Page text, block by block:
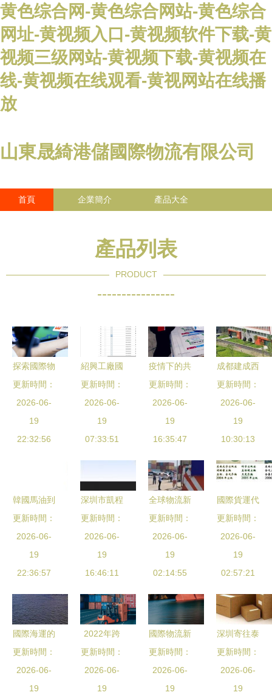
黄色综合网-黄色综合网站-黄色综合
网址-黄视频入口-黄视频软件下载-黄
视频三级网站-黄视频下载-黄视频在
线-黄视频在线观看-黄视网站在线播
放
山東晟綺港儲國際物流有限公司
首頁 企業簡介 產品大全
產品列表
PRODUCT
----------------
探索國際物
流新前沿
第15屆深圳
物博會即將
啟幕
更新時間：
2026-06-
19
22:32:56
紹興工廠國
際物流價格
查詢系統
提升效率與
透明度的關
更新時間：
2026-06-
19
07:33:51
疫情下的共
同體 華美
集團抗疫影
像與全球物
流交流的新
更新時間：
2026-06-
19
16:35:47
成都建成西
部首個生物
制品保稅進
口口岸，國
際物流煥發
更新時間：
2026-06-
19
10:30:13
韓國馬油到
南京物流公
司電話與價
格指南 廠
家直送與圖
更新時間：
2026-06-
19
22:36:57
深圳市凱程
通國際物流
電子產品從
美國到中國
的高效貨運
更新時間：
2026-06-
19
16:46:11
全球物流新
趨勢 數字
化轉型推動
國際物流產
品網絡升級
更新時間：
2026-06-
19
02:14:55
國際貨運代
理精品課
開啟國際物
流的專業之
旅
更新時間：
2026-06-
19
02:57:21
國際海運的
幾種放貨方
式，你都了
解嗎？
更新時間：
2026-06-
19
2022年跨
境物流 挑
戰與機遇并
存，韌性中
更新時間：
2026-06-
19
國際物流新
通道 連接
全球貿易的
橋梁
更新時間：
2026-06-
19
深圳寄往泰
國 哪些國
際快遞物流
公司提供不
更新時間：
2026-06-
19